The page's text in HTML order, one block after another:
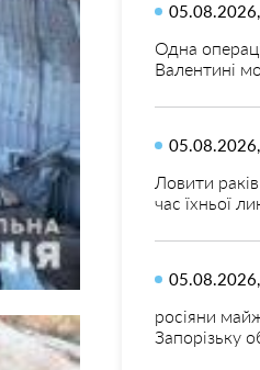
Одна
Валентині
Ловити
час їхньої
росіяни
Запорізьку